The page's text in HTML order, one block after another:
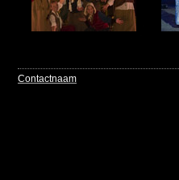
Contactnaam